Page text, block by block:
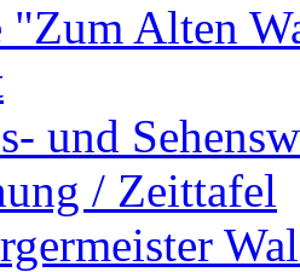
"Zum Alten
und
/ Zeittafel